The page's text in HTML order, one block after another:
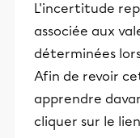
L'incertitude
associée aux
déterminées
Afin de revoir
apprendre
cliquer sur le